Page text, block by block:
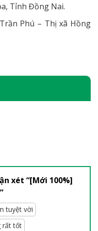
Tỉnh Đồng Nai.
Phú – Thị xã Hồng
xét “[Mới 100%]
tuyệt vời
rất tốt